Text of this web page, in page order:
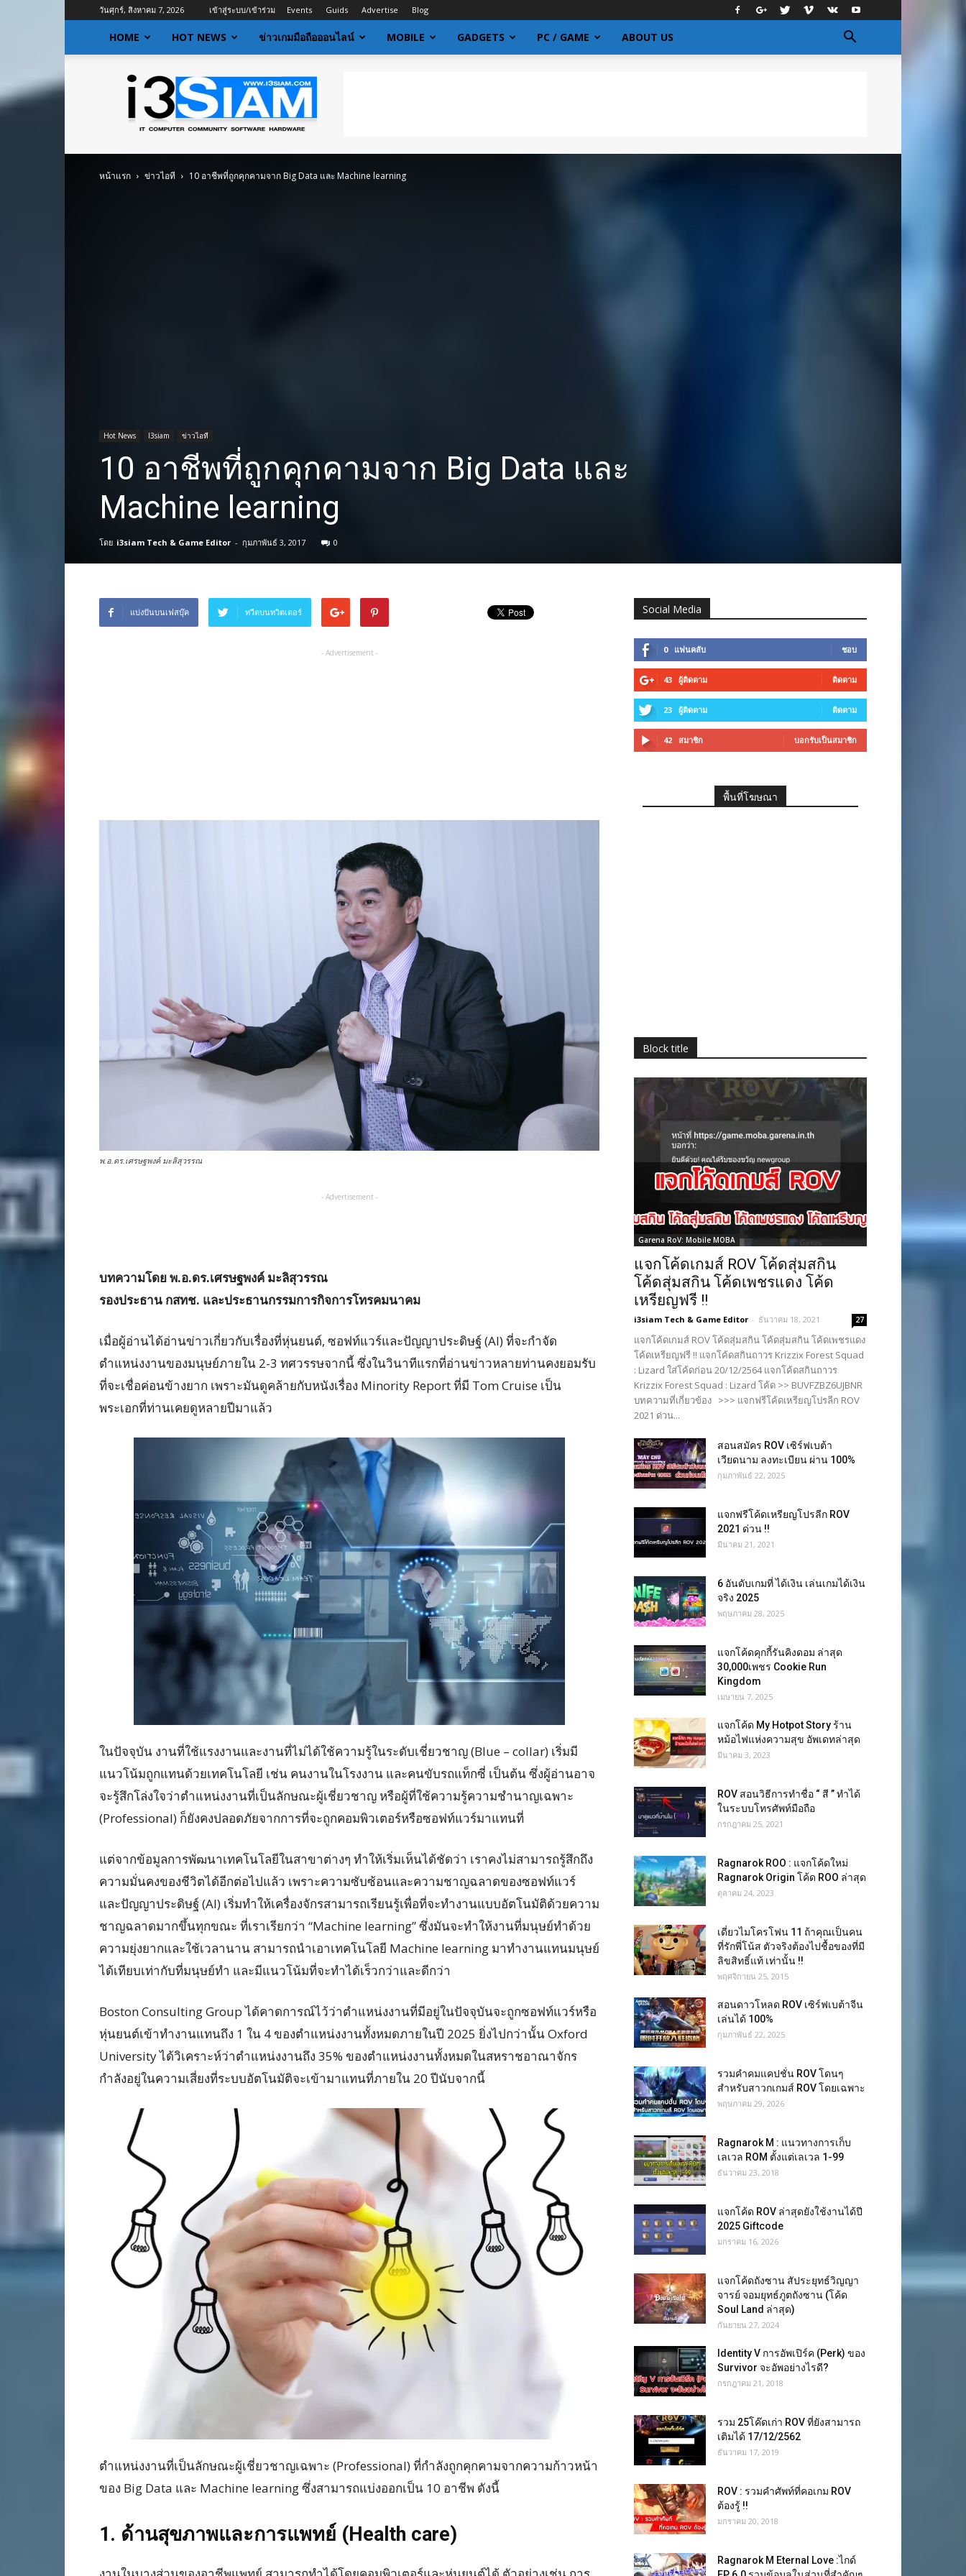
วันศุกร์, สิงหาคม 7, 2026 เข้าสู่ระบบ/เข้าร่วม Events Guids Advertise Blog
HOME HOT NEWS ข่าวเกมมือถือออนไลน์ MOBILE GADGETS PC / GAME ABOUT US
I3siam
ข่าว
ไอที
ข้อมูล
ข่าวสาร
หน้าแรก ข่าวไอที 10 อาชีพที่ถูกคุกคามจาก Big Data และ Machine learning
Hot News I3siam ข่าวไอที
10 อาชีพที่ถูกคุกคามจาก Big Data และ
Machine learning
โดย i3siam Tech & Game Editor - กุมภาพันธ์ 3, 2017 0
แบ่งปันบนเฟสบุ๊ค ทวีตบนทวิตเตอร์
- Advertisement -
พ.อ.ดร.เศรษฐพงค์ มะลิสุวรรณ
- Advertisement -
บทความโดย พ.อ.ดร.เศรษฐพงค์ มะลิสุวรรณ
รองประธาน กสทช. และประธานกรรมการกิจการโทรคมนาคม
เมื่อผู้อ่านได้อ่านข่าวเกี่ยวกับเรื่องที่หุ่นยนต์, ซอฟท์แวร์และปัญญาประดิษฐ์ (AI) ที่จะกำจัด
ตำแหน่งงานของมนุษย์ภายใน 2-3 ทศวรรษจากนี้ ซึ่งในวินาทีแรกที่อ่านข่าวหลายท่านคงยอมรับ
ที่จะเชื่อค่อนข้างยาก เพราะมันดูคล้ายกับหนังเรื่อง Minority Report ที่มี Tom Cruise เป็น
พระเอกที่ท่านเคยดูหลายปีมาแล้ว
ในปัจจุบัน งานที่ใช้แรงงานและงานที่ไม่ได้ใช้ความรู้ในระดับเชี่ยวชาญ (Blue – collar) เริ่มมี
แนวโน้มถูกแทนด้วยเทคโนโลยี เช่น คนงานในโรงงาน และคนขับรถแท็กซี่ เป็นต้น ซึ่งผู้อ่านอาจ
จะรู้สึกโล่งใจว่าตำแหน่งงานที่เป็นลักษณะผู้เชี่ยวชาญ หรือผู้ที่ใช้ความรู้ความชำนาญเฉพาะ
(Professional) ก็ยังคงปลอดภัยจากการที่จะถูกคอมพิวเตอร์หรือซอฟท์แวร์มาแทนที่
แต่จากข้อมูลการพัฒนาเทคโนโลยีในสาขาต่างๆ ทำให้เริ่มเห็นได้ชัดว่า เราคงไม่สามารถรู้สึกถึง
ความมั่นคงของชีวิตได้อีกต่อไปแล้ว เพราะความซับซ้อนและความชาญฉลาดของซอฟท์แวร์
และปัญญาประดิษฐ์ (AI) เริ่มทำให้เครื่องจักรสามารถเรียนรู้เพื่อที่จะทำงานแบบอัตโนมัติด้วยความ
ชาญฉลาดมากขึ้นทุกขณะ ที่เราเรียกว่า “Machine learning” ซึ่งมันจะทำให้งานที่มนุษย์ทำด้วย
ความยุ่งยากและใช้เวลานาน สามารถนำเอาเทคโนโลยี Machine learning มาทำงานแทนมนุษย์
ได้เทียบเท่ากับที่มนุษย์ทำ และมีแนวโน้มที่จะทำได้เร็วกว่าและดีกว่า
Boston Consulting Group ได้คาดการณ์ไว้ว่าตำแหน่งงานที่มีอยู่ในปัจจุบันจะถูกซอฟท์แวร์หรือ
หุ่นยนต์เข้าทำงานแทนถึง 1 ใน 4 ของตำแหน่งงานทั้งหมดภายในปี 2025 ยิ่งไปกว่านั้น Oxford
University ได้วิเคราะห์ว่าตำแหน่งงานถึง 35% ของตำแหน่งงานทั้งหมดในสหราชอาณาจักร
กำลังอยู่ในความเสี่ยงที่ระบบอัตโนมัติจะเข้ามาแทนที่ภายใน 20 ปีนับจากนี้
ตำแหน่งงานที่เป็นลักษณะผู้เชี่ยวชาญเฉพาะ (Professional) ที่กำลังถูกคุกคามจากความก้าวหน้า
ของ Big Data และ Machine learning ซึ่งสามารถแบ่งออกเป็น 10 อาชีพ ดังนี้
1. ด้านสุขภาพและการแพทย์ (Health care)
Social Media
0 แฟนคลับ ชอบ
43 ผู้ติดตาม ติดตาม
23 ผู้ติดตาม ติดตาม
42 สมาชิก บอกรับเป็นสมาชิก
พื้นที่โฆษณา
Block title
Garena RoV: Mobile MOBA
แจกโค้ดเกมส์ ROV โค้ดสุ่มสกิน
โค้ดสุ่มสกิน โค้ดเพชรแดง โค้ด
เหรียญฟรี !!
i3siam Tech & Game Editor - ธันวาคม 18, 2021 27
แจกโค้ดเกมส์ ROV โค้ดสุ่มสกิน โค้ดสุ่มสกิน โค้ดเพชรแดง
โค้ดเหรียญฟรี !! แจกโค้ดสกินถาวร Krizzix Forest Squad
: Lizard ใส่โค้ดก่อน 20/12/2564 แจกโค้ดสกินถาวร
Krizzix Forest Squad : Lizard โค้ด >> BUVFZBZ6UJBNR
บทความที่เกี่ยวข้อง >>> แจกฟรีโค้ดเหรียญโปรลีก ROV
2021 ด่วน...
สอนสมัคร ROV เซิร์ฟเบต้า
เวียดนาม ลงทะเบียน ผ่าน 100%
กุมภาพันธ์ 22, 2025
แจกฟรีโค้ดเหรียญโปรลีก ROV
2021 ด่วน !!
มีนาคม 21, 2021
6 อันดับเกมที่ ได้เงิน เล่นเกมได้เงิน
จริง 2025
พฤษภาคม 28, 2025
แจกโค้ดคุกกี้รันคิงดอม ล่าสุด
30,000เพชร Cookie Run
Kingdom
เมษายน 7, 2025
แจกโค้ด My Hotpot Story ร้าน
หม้อไฟแห่งความสุข อัพเดทล่าสุด
มีนาคม 3, 2023
ROV สอนวิธีการทำชื่อ “ สี ” ทำได้
ในระบบโทรศัพท์มือถือ
กรกฎาคม 25, 2021
Ragnarok ROO : แจกโค้ดใหม่
Ragnarok Origin โค้ด ROO ล่าสุด
ตุลาคม 24, 2023
เดี่ยวไมโครโฟน 11 ถ้าคุณเป็นคน
ที่รักพี่โน้ส ตัวจริงต้องไปชื้อของที่มี
ลิขสิทธิ์แท้ เท่านั้น !!
พฤศจิกายน 25, 2015
สอนดาวโหลด ROV เซิร์ฟเบต้าจีน
เล่นได้ 100%
กุมภาพันธ์ 22, 2025
รวมคำคมแคปชั่น ROV โดนๆ
สำหรับสาวกเกมส์ ROV โดยเฉพาะ
พฤษภาคม 29, 2026
Ragnarok M : แนวทางการเก็บ
เลเวล ROM ตั้งแต่เลเวล 1-99
ธันวาคม 23, 2018
แจกโค้ด ROV ล่าสุดยังใช้งานได้ปี
2025 Giftcode
มกราคม 16, 2026
แจกโค้ดถังซาน สัประยุทธ์วิญญา
จารย์ จอมยุทธ์ภูตถังซาน (โค้ด
Soul Land ล่าสุด)
กันยายน 27, 2024
Identity V การอัพเปิร์ค (Perk) ของ
Survivor จะอัพอย่างไรดี?
กรกฎาคม 21, 2018
รวม 25โค๊ดเก่า ROV ที่ยังสามารถ
เติมได้ 17/12/2562
ธันวาคม 17, 2019
ROV : รวมคำศัพท์ที่คอเกม ROV
ต้องรู้ !!
มกราคม 20, 2018
Ragnarok M Eternal Love :ไกด์